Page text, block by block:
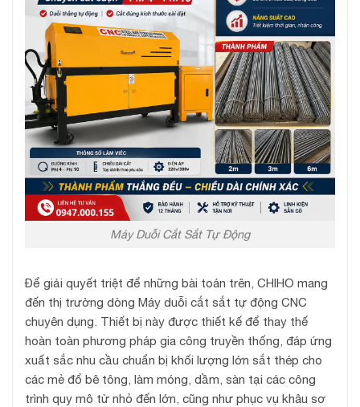
Máy Duỗi Cắt Sắt Tự Động
Để giải quyết triệt để những bài toán trên, CHIHO mang
đến thị trường dòng Máy duỗi cắt sắt tự động CNC
chuyên dụng. Thiết bị này được thiết kế để thay thế
hoàn toàn phương pháp gia công truyền thống, đáp ứng
xuất sắc nhu cầu chuẩn bị khối lượng lớn sắt thép cho
các mẻ đổ bê tông, làm móng, dầm, sàn tại các công
trình quy mô từ nhỏ đến lớn, cũng như phục vụ khâu sơ